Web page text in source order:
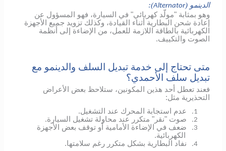
الدينمو (Alternator
):
وهو بمثابة "مولّد كهربائي" في السيارة، فهو المسؤول عن
إعادة شحن البطارية أثناء القيادة، وكذلك تزويد جميع الأجهزة
الكهربائية بالطاقة اللازمة للعمل، من الإضاءة إلى أنظمة
الصوت والتكييف.
متى تحتاج إلى خدمة تبديل السلف والدينمو مع
تبديل سلف الأحمدي؟
فعند تعطل أحد هذين المكونين، ستلاحظ بعض الأعراض
التحذيرية مثل:
1. عدم استجابة المحرك عند التشغيل.
2. صوت "نقر" متكرر عند محاولة تشغيل السيارة.
3.
ضعف في الإضاءة الأمامية أو توقف بعض الأجهزة
الكهربائية.
4.
نفاد البطارية بشكل متكرر رغم سلامتها.